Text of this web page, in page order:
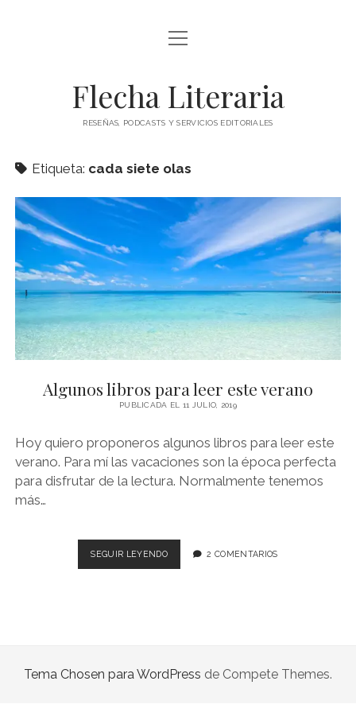
ÍNDICE DE ENTRADAS
menú
TODAS LAS ENTRADAS
ARTÍCULOS DE OPINIÓN
ESPECIALES
PODCAST
CLÁSICOS
POESÍA
TEATRO
BOOKTAG
LITERATURA INFANTIL Y JUVENIL
NOVEDADES DEL MES
CONTACTO
abrir
menú
Flecha Literaria
RESEÑAS, PODCASTS Y SERVICIOS EDITORIALES
Etiqueta: cada siete olas
Algunos libros para leer este verano
PUBLICADA EL 11 JULIO, 2019
Hoy quiero proponeros algunos libros para leer este
verano. Para mí las vacaciones son la época perfecta
para disfrutar de la lectura. Normalmente tenemos
más…
SEGUIR LEYENDOALGUNOS
LIBROS
2 COMENTARIOS
Tema Chosen para WordPress de Compete Themes.